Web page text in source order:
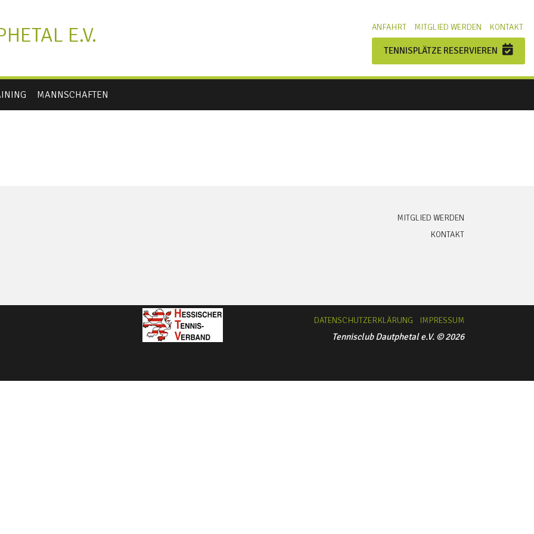
ANFAHRT MITGLIED WERDEN KONTAKT
TENNISPLÄTZE RESERVIEREN
E.V.
MANNSCHAFTEN
MITGLIED WERDEN
KONTAKT
DATENSCHUTZERKLÄRUNG IMPRESSUM
Tennisclub Dautphetal e.V. © 2026